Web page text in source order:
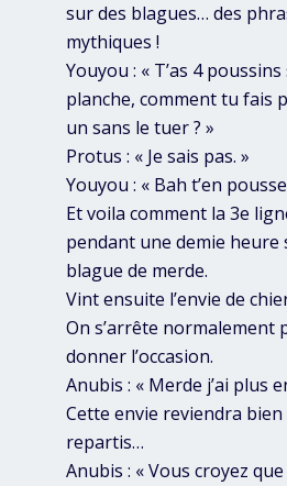
sur des blagues… des
mythiques !
Youyou : « T’as 4
planche, comment tu fais
un sans le tuer ? »
Protus : « Je sais pas. »
Youyou : « Bah t’en
Et voila comment la 3e
pendant une demie heure
blague de merde.
Vint ensuite l’envie de
On s’arrête normalement
donner l’occasion.
Anubis : « Merde j’ai plus
Cette envie reviendra
repartis…
Anubis : « Vous croyez que